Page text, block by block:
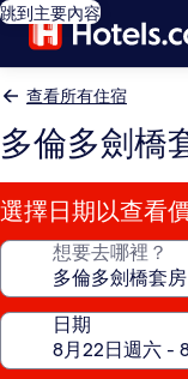
跳到主要內容
查看所有住宿
多倫多劍橋
選擇日期以查看
想要去哪裡？
日期